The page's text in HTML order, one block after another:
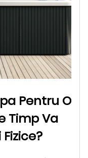
Pentru O
Timp Va